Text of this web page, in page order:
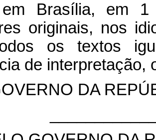
Brasília, em
originais, nos
os textos
de interpretação,
DA